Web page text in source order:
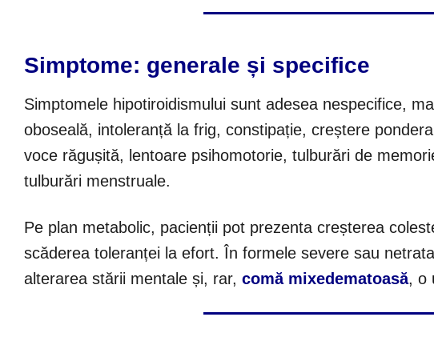
Simptome: generale și specifice
Simptomele hipotiroidismului sunt adesea nespecifice,
oboseală, intoleranță la frig, constipație, creștere
voce răgușită, lentoare psihomotorie, tulburări de
tulburări menstruale.
Pe plan metabolic, pacienții pot prezenta creșterea
scăderea toleranței la efort. În formele severe sau
alterarea stării mentale și, rar, comă mixedematoasă, o